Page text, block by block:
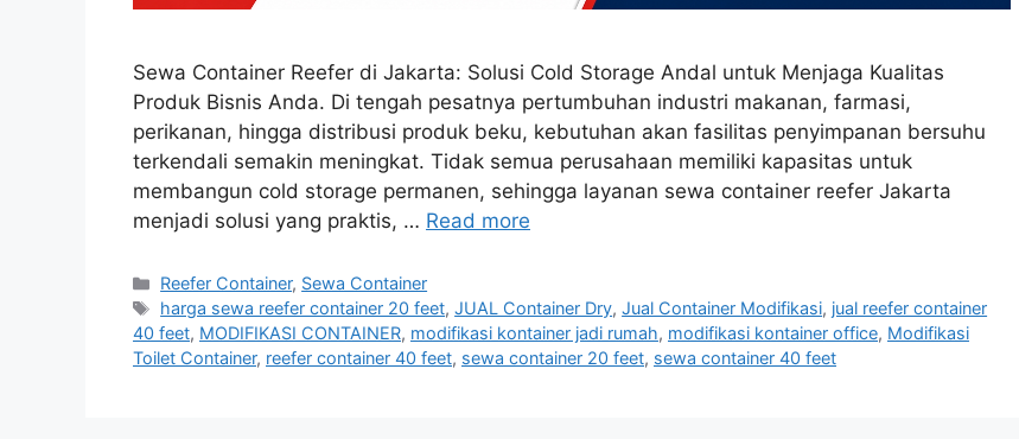
Sewa Container Reefer di Jakarta: Solusi Cold Storage Andal untuk Menjaga Kualitas
Produk Bisnis Anda. Di tengah pesatnya pertumbuhan industri makanan, farmasi,
perikanan, hingga distribusi produk beku, kebutuhan akan fasilitas penyimpanan bersuhu
terkendali semakin meningkat. Tidak semua perusahaan memiliki kapasitas untuk
membangun cold storage permanen, sehingga layanan sewa container reefer Jakarta
menjadi solusi yang praktis, … Read more
Categories
Reefer Container, Sewa Container
Tags
harga sewa reefer container 20 feet,JUAL Container Dry,Jual Container Modifikasi, jual reefer container
40 feet, MODIFIKASI CONTAINER, modifikasi kontainer jadi rumah, modifikasi kontainer office, Modifikasi
Toilet Container, reefer container 40 feet, sewa container 20 feet, sewa container 40 feet